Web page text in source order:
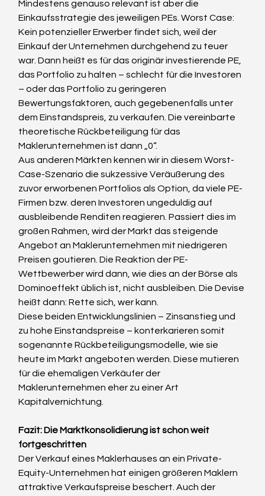
Mindestens genauso relevant ist aber die
Einkaufsstrategie des jeweiligen PEs. Worst Case:
Kein potenzieller Erwerber findet sich, weil der
Einkauf der Unternehmen durchgehend zu teuer
war. Dann heißt es für das originär investierende PE,
das Portfolio zu halten – schlecht für die Investoren
– oder das Portfolio zu geringeren
Bewertungsfaktoren, auch gegebenenfalls unter
dem Einstandspreis, zu verkaufen. Die vereinbarte
theoretische Rückbeteiligung für das
Maklerunternehmen ist dann „0“.
Aus anderen Märkten kennen wir in diesem Worst-
Case-Szenario die sukzessive Veräußerung des
zuvor erworbenen Portfolios als Option, da viele PE-
Firmen bzw. deren Investoren ungeduldig auf
ausbleibende Renditen reagieren. Passiert dies im
großen Rahmen, wird der Markt das steigende
Angebot an Maklerunternehmen mit niedrigeren
Preisen goutieren. Die Reaktion der PE-
Wettbewerber wird dann, wie dies an der Börse als
Dominoeffekt üblich ist, nicht ausbleiben. Die Devise
heißt dann: Rette sich, wer kann.
Diese beiden Entwicklungslinien – Zinsanstieg und
zu hohe Einstandspreise – konterkarieren somit
sogenannte Rückbeteiligungsmodelle, wie sie
heute im Markt angeboten werden. Diese mutieren
für die ehemaligen Verkäufer der
Maklerunternehmen eher zu einer Art
Kapitalvernichtung.
Fazit: Die Marktkonsolidierung ist schon weit
fortgeschritten
Der Verkauf eines Maklerhauses an ein Private-
Equity-Unternehmen hat einigen größeren Maklern
attraktive Verkaufspreise beschert. Auch der